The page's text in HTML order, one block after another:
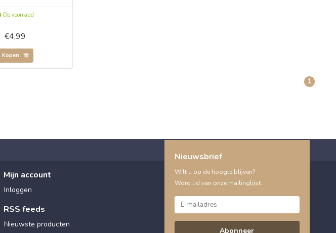
Op voorraad
€4,99
Kopen
1
Mijn account
Inloggen
RSS feeds
Nieuwste producten
Nieuwsbrief
Wilt u op de hoogte blijven?
Word lid van onze mailinglijst:
Abonneer